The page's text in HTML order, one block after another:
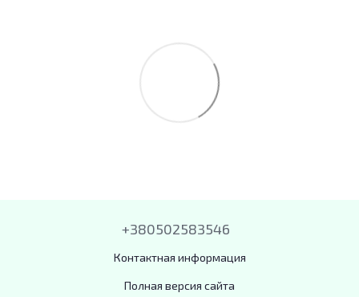
+380502583546
Контактная информация
Полная версия сайта